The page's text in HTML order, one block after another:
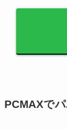
PCMAXで